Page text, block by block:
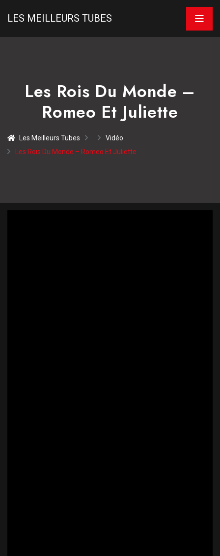
LES MEILLEURS TUBES
Les Rois Du Monde –
Romeo Et Juliette
Les Meilleurs Tubes
Vidéo
Les Rois Du Monde – Romeo Et Juliette